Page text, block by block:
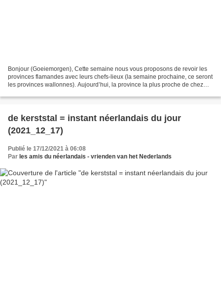
Bonjour (Goeiemorgen), Cette semaine nous vous proposons de revoir les
provinces flamandes avec leurs chefs-lieux (la semaine prochaine, ce seront
les provinces wallonnes). Aujourd’hui, la province la plus proche de chez
de kerststal = instant néerlandais du jour
(2021_12_17)
Publié le 17/12/2021 à 06:08
Par les amis du néerlandais - vrienden van het Nederlands